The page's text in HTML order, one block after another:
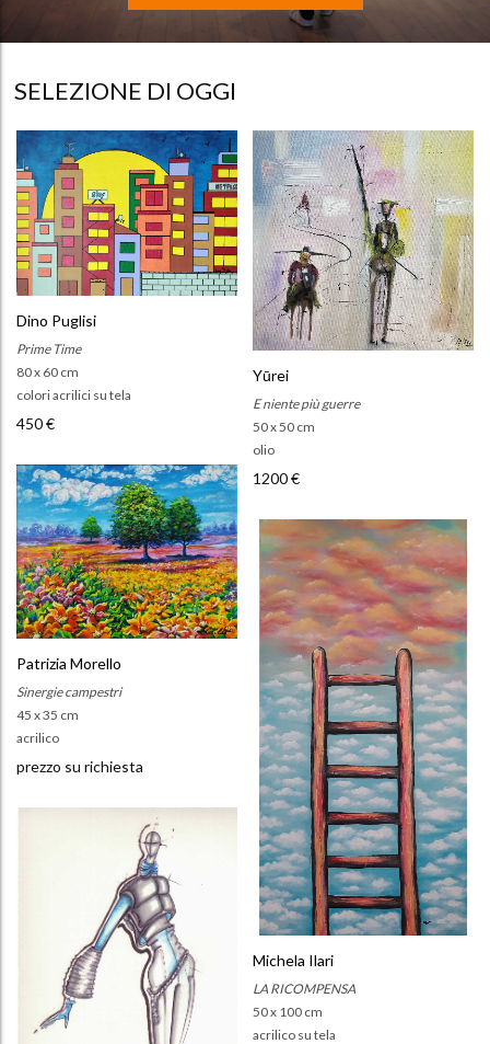
SELEZIONE DI OGGI
Dino Puglisi
Prime Time
80 x 60 cm
colori acrilici su tela
450 €
Yūrei
E niente più guerre
50 x 50 cm
olio
1200 €
Patrizia Morello
Sinergie campestri
45 x 35 cm
acrilico
prezzo su richiesta
Michela Ilari
LA RICOMPENSA
50 x 100 cm
acrilico su tela